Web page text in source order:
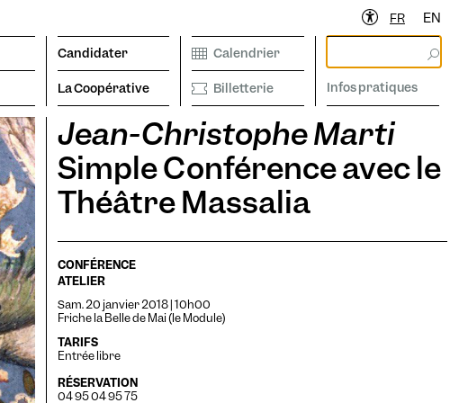
Candidater
La Coopérative
Calendrier
Billetterie Infos pratiques
Sonothèque
Candidater
La Coopérative
Calendrier Billetterie
abonnez-vous à la newsletter pour rester averti·e.
Jean-Christophe Marti
Simple Conférence avec le
Théâtre Massalia
CONFÉRENCE
ATELIER
Sam. 20 janvier 2018 | 10h00
Friche la Belle de Mai (le Module)
TARIFS
Entrée libre
RÉSERVATION
04 95 04 95 75
FR EN